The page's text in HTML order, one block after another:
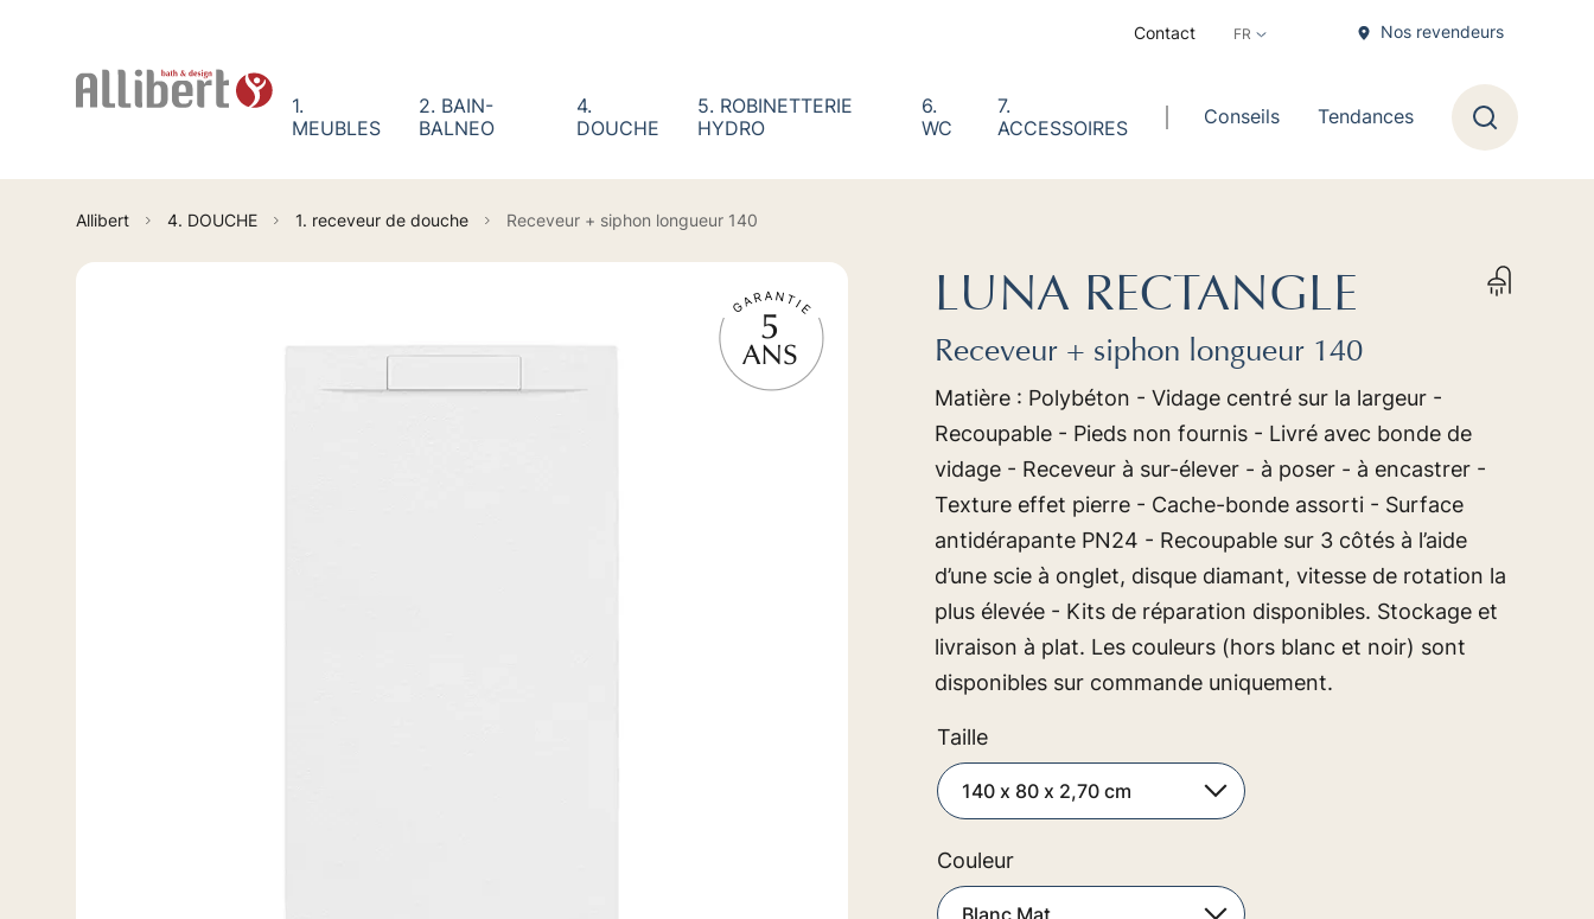
Contact
Nos revendeurs
1.
MEUBLES
2. BAIN-
BALNEO
4.
DOUCHE
5. ROBINETTERIE
HYDRO
6.
WC
7.
ACCESSOIRES
Conseils Tendances
Recherche
Allibert 4. DOUCHE 1. receveur de douche Receveur + siphon longueur 140
LUNA RECTANGLE
Receveur + siphon longueur 140
Matière : Polybéton - Vidage centré sur la largeur -
Recoupable - Pieds non fournis - Livré avec bonde de
vidage - Receveur à sur-élever - à poser - à encastrer -
Texture effet pierre - Cache-bonde assorti - Surface
antidérapante PN24 - Recoupable sur 3 côtés à l’aide
d’une scie à onglet, disque diamant, vitesse de rotation la
plus élevée - Kits de réparation disponibles. Stockage et
livraison à plat. Les couleurs (hors blanc et noir) sont
disponibles sur commande uniquement.
Taille
Couleur